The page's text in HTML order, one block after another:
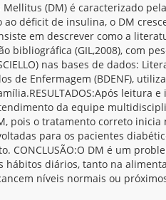
(DM) é caracterizado
déficit de insulina, o DM
em descrever como a
bibliográfica (GIL,2008), com
nas bases de dados:
de Enfermagem (BDENF),
leitura
da equipe
pois o tratamento correto
para os pacientes
DM é um
diários, tanto na
níveis normais ou